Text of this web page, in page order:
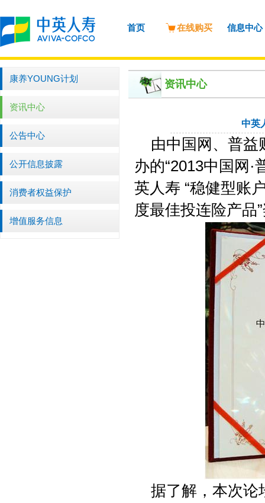
首页 在线购买 信息中心
康养YOUNG计划
资讯中心
公告中心
公开信息披露
消费者权益保护
增值服务信息
资讯中心
中英
由中国网、普
办的“2013中国网
英人寿 “稳健型账
度最佳投连险产品
据了解，本次论